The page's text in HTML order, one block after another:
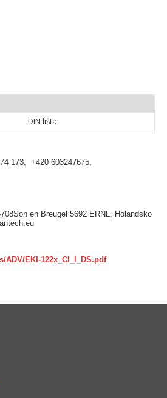
DIN lišta
173, +420 603247675,
en Breugel 5692 ERNL, Holandsko
EKI-122x_CI_I_DS.pdf